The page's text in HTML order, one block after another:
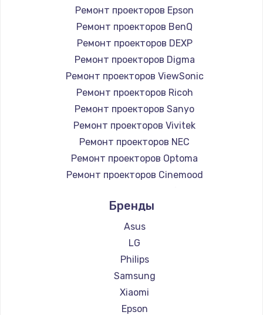
Ремонт проекторов Epson
Ремонт проекторов BenQ
Ремонт проекторов DEXP
Ремонт проекторов Digma
Ремонт проекторов ViewSonic
Ремонт проекторов Ricoh
Ремонт проекторов Sanyo
Ремонт проекторов Vivitek
Ремонт проекторов NEC
Ремонт проекторов Optoma
Ремонт проекторов Cinemood
Ремонт проекторов Barco
Ремонт проекторов Xgimi
Ремонт проекторов Canon
Ремонт проекторов JVC
Ремонт проекторов Casio
Ремонт проекторов Hiper
Ремонт проекторов HITACHI
Бренды
Asus
LG
Philips
Samsung
Xiaomi
Epson